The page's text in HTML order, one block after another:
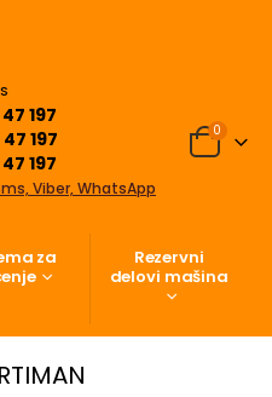
197
197
197
Viber, WhatsApp
0
za
Rezervni
delovi mašina